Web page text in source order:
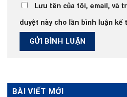
Lưu tên của tôi, email, và
duyệt này cho lần bình luận kế
BÀI VIẾT MỚI